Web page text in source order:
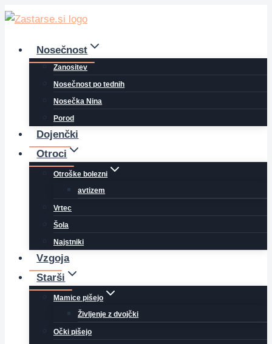
Skip
contentNosečnost
Zanositev
Nosečnost po tednih
Nosečka Nina
Porod
Dojenčki
Otroci
Otroške bolezni
avtizem
Vrtec
Šola
Najstniki
Vzgoja
Starši
Mamice pišejo
Življenje z dvojčki
Očki pišejo